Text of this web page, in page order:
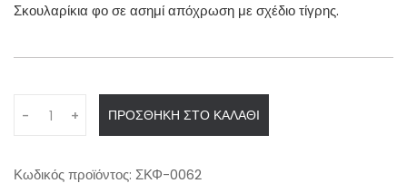
Σκουλαρίκια φο σε ασημί απόχρωση με σχέδιο τίγρης.
n
- + ΠΡΟΣΘΉΚΗ ΣΤΟ ΚΑΛΆΘΙ
Κωδικός προϊόντος: ΣΚΦ-0062